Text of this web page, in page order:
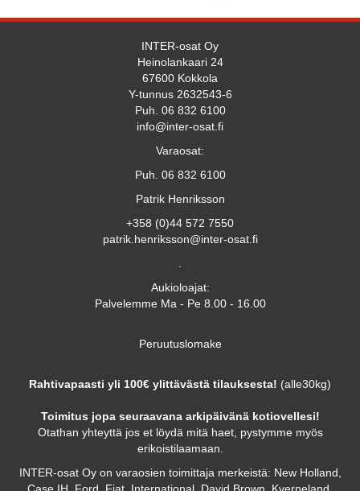
INTER-osat Oy
Heinolankaari 24
67600 Kokkola
Y-tunnus 2632543-6
Puh. 06 832 6100
info@inter-osat.fi
Varaosat:
Puh. 06 832 6100
Patrik Henriksson
+358 (0)44 572 7550
patrik.henriksson@inter-osat.fi
Aukioloajat:
Palvelemme Ma - Pe 8.00 - 16.00
Peruutuslomake
Rahtivapaasti yli 100€ ylittävästä tilauksesta! (alle30kg)
Toimitus jopa seuraavana arkipäivänä kotiovellesi!
Otathan yhteyttä jos et löydä mitä haet, pystymme myös
erikoistilaamaan.
INTER-osat Oy on varaosien toimittaja merkeistä: New Holland,